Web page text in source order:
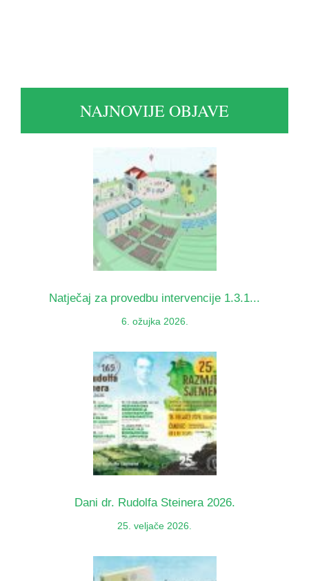
NAJNOVIJE OBJAVE
Natječaj za provedbu intervencije 1.3.1...
6. ožujka 2026.
Dani dr. Rudolfa Steinera 2026.
25. veljače 2026.